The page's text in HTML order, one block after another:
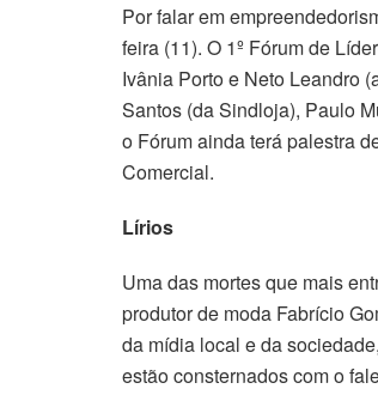
Por falar em
feira (11). O 1º Fórum de
Ivânia Porto e Neto Leandro
Santos (da Sindloja), Paulo
o Fórum ainda terá palestra
Comercial.
Lírios
Uma das mortes que mais
produtor de moda Fabrício
da mídia local e da
estão consternados com o